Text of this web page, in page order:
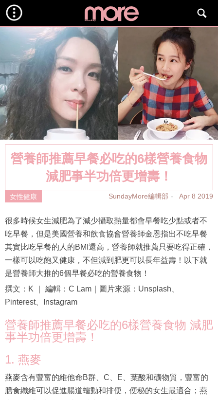
營養師推薦早餐必吃的6樣營養食物
減肥事半功倍更增壽！
女性健康 SundayMore編輯部 Apr 8 2019
很多時候女生減肥為了減少攝取熱量都會早餐吃少點或者不
吃早餐，但是美國營養和飲食協會營養師金恩指出不吃早餐
其實比吃早餐的人的BMI還高，營養師就推薦只要吃得正確，
一樣可以吃飽又健康，不但減到肥更可以長年益壽！以下就
是營養師大推的6個早餐必吃的營養食物！
撰文：K ｜ 編輯：C Lam｜圖片來源：Unsplash、
Pinterest、Instagram
營養師推薦早餐必吃的6樣營養食物 減肥
事半功倍更增壽！
1. 燕麥
燕麥含有豐富的維他命B群、C、E、葉酸和礦物質，豐富的
膳食纖維可以促進腸道蠕動和排便，便秘的女生最適合；燕